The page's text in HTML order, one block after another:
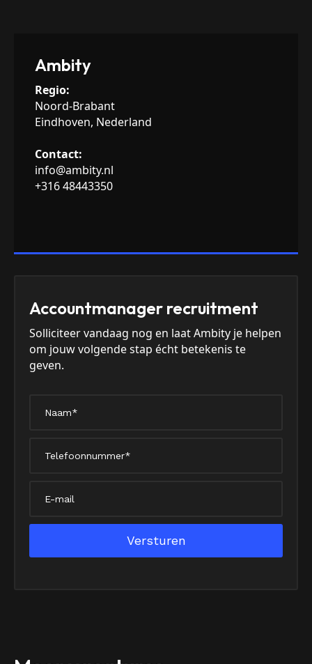
Ambity
Regio:
Noord-Brabant
Eindhoven, Nederland
Contact:
info@ambity.nl
+316 48443350
Accountmanager recruitment
Solliciteer vandaag nog en laat Ambity je helpen
om jouw volgende stap écht betekenis te
geven.